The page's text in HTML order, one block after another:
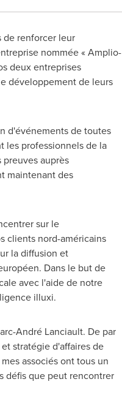
renforcer leur
nommée « Amplio-
deux entreprises
développement de leurs
d'événements de toutes
les professionnels de la
auprès
maintenant des
sur le
clients nord-américains
la diffusion et
Dans le but de
avec l'aide de notre
illuxi.
André Lanciault. De par
stratégie d'affaires de
associés ont tous un
défis que peut rencontrer